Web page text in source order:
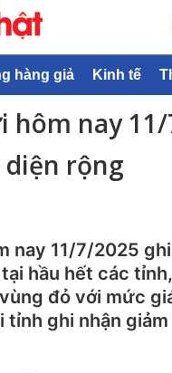
hàng giả Kinh tế
hôm nay
rộng
nay 11/7/2025
hầu hết các
đỏ với mức
tỉnh ghi nhận